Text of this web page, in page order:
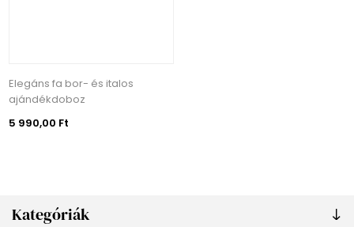
Kategóriák
Elegáns fa bor- és italos
ajándékdoboz
5 990,00 Ft